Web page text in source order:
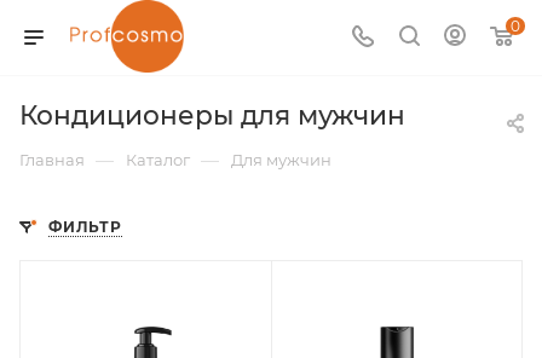
0
Кондиционеры для мужчин
Главная — Каталог — Для мужчин
ФИЛЬТР